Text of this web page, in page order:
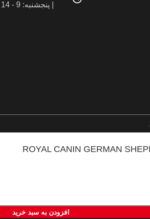
| پنجشنبه: 9 - 14
افزودن به سبد خرید